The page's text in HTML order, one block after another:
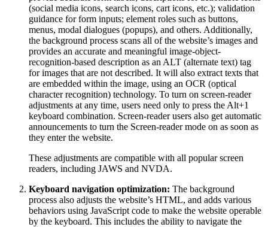
(social media icons, search icons, cart icons, etc.); validation
guidance for form inputs; element roles such as buttons,
menus, modal dialogues (popups), and others. Additionally,
the background process scans all of the website’s images and
provides an accurate and meaningful image-object-
recognition-based description as an ALT (alternate text) tag
for images that are not described. It will also extract texts that
are embedded within the image, using an OCR (optical
character recognition) technology. To turn on screen-reader
adjustments at any time, users need only to press the Alt+1
keyboard combination. Screen-reader users also get automatic
announcements to turn the Screen-reader mode on as soon as
they enter the website.
These adjustments are compatible with all popular screen
readers, including JAWS and NVDA.
Keyboard navigation optimization: The background
process also adjusts the website’s HTML, and adds various
behaviors using JavaScript code to make the website operable
by the keyboard. This includes the ability to navigate the